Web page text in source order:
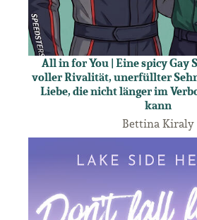
All in for You | Eine spicy Gay
voller Rivalität, unerfüllter
Liebe, die nicht länger im
kann
Bettina Kiraly